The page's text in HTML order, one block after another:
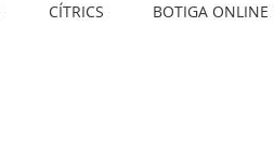
CÍTRICS BOTIGA ONLINE